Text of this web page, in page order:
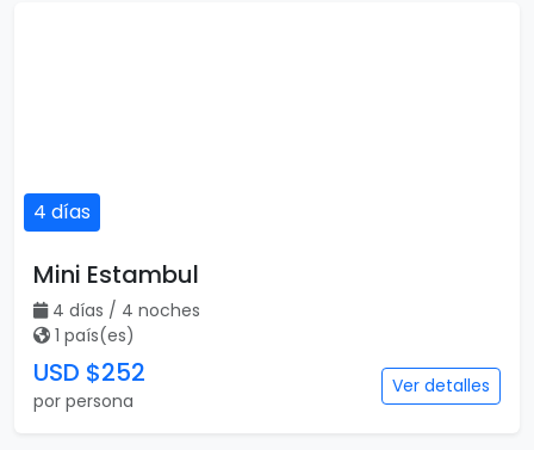
4 días
Mini Estambul
4 días / 4 noches
1 país(es)
USD $252
por persona
Ver detalles